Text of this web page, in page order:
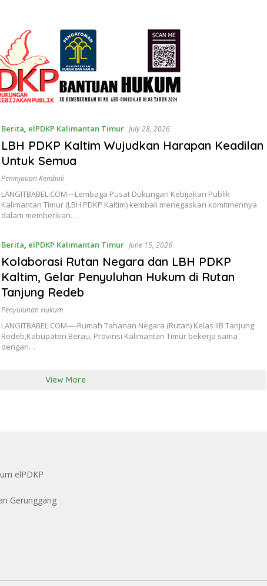
Berita, elPDKP Kalimantan Timur July 28, 2026
LBH PDKP Kaltim Wujudkan Harapan Keadilan
Untuk Semua
Peninjauan Kembali
LANGITBABEL.COM—Lembaga Pusat Dukungan Kebijakan Publik
Kalimantan Timur (LBH PDKP Kaltim) kembali menegaskan komitmennya
dalam memberikan…
Berita, elPDKP Kalimantan Timur June 15, 2026
Kolaborasi Rutan Negara dan LBH PDKP
Kaltim, Gelar Penyuluhan Hukum di Rutan
Tanjung Redeb
Penyuluhan Hukum
LANGITBABEL.COM—-Rumah Tahanan Negara (Rutan) Kelas IIB Tanjung
Redeb,Kabupaten Berau, Provinsi Kalimantan Timur bekerja sama
dengan…
View More
elPDKP
Gerunggang